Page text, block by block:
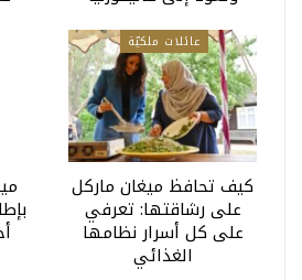
عائلات ملكيّة
كيف تحافظ ميغان ماركل
على رشاقتها: تعرفي
على كل أسرار نظامها
الغذائي